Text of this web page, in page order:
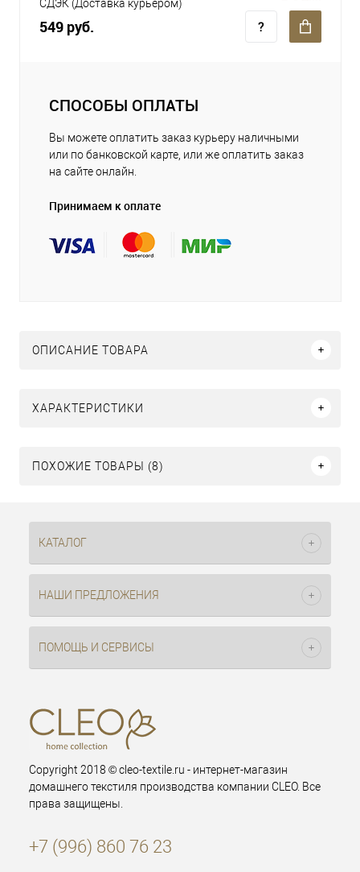
СДЭК (Доставка курьером)
549 руб.
СПОСОБЫ ОПЛАТЫ
Вы можете оплатить заказ курьеру наличными
или по банковской карте, или же оплатить заказ
на сайте онлайн.
Принимаем к оплате
ОПИСАНИЕ ТОВАРА
ХАРАКТЕРИСТИКИ
ПОХОЖИЕ ТОВАРЫ (8)
КАТАЛОГ
НАШИ ПРЕДЛОЖЕНИЯ
ПОМОЩЬ И СЕРВИСЫ
Copyright 2018 © cleo-textile.ru - интернет-магазин
домашнего текстиля производства компании CLEO. Все
права защищены.
+7 (996) 860 76 23